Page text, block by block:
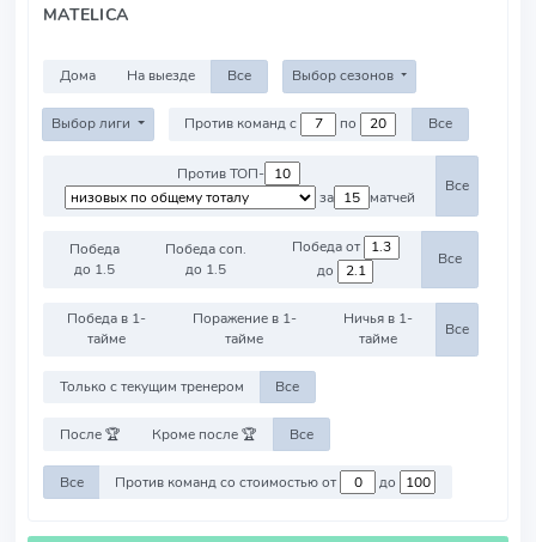
MATELICA
Дома На выезде Все Выбор сезонов
Выбор лиги Против команд с по Все
Против ТОП-
за
матчей
Все
Победа
до 1.5
Победа соп.
до 1.5
Победа от
до
Все
Победа в 1-
тайме
Поражение в 1-
тайме
Ничья в 1-
тайме
Все
Только с текущим тренером Все
После 🏆 Кроме после 🏆 Все
Все Против команд со стоимостью от до